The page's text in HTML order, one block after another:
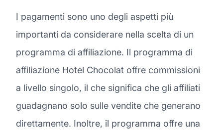
I pagamenti sono uno degli aspetti più
importanti da considerare nella scelta di un
programma di affiliazione. Il programma di
affiliazione Hotel Chocolat offre commissioni
a livello singolo, il che significa che gli affiliati
guadagnano solo sulle vendite che generano
direttamente. Inoltre, il programma offre una